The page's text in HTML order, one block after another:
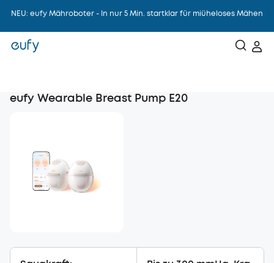
NEU: eufy Mähroboter - In nur 5 Min. startklar für miüheloses Mähen
NEU: eufy NVR Security System S4 Max - 360°KI-Tracking, keine Ecken,
eufy Wearable Breast Pump E20